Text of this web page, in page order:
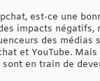
est-ce une
impacts
des
et YouTube.
en train de